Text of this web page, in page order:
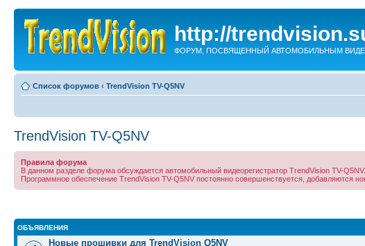
http://
ФОРУМ, ПОСВЯЩЕННЫЙ АВТОМОБИЛЬНЫМ
Список форумов ‹ TrendVision TV-Q5NV
TrendVision TV-Q5NV
Правила форума
В данном разделе форума обсуждается автомобильный видеорегистратор TrendVision TV-
Программное обеспечение TrendVision TV-Q5NV постоянно совершенствуется, добавляются
ОБЪЯВЛЕНИЯ
Новые прошивки для TrendVision Q5NV